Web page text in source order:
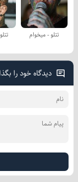
تتلو - میخوام
دیدگاه خود را